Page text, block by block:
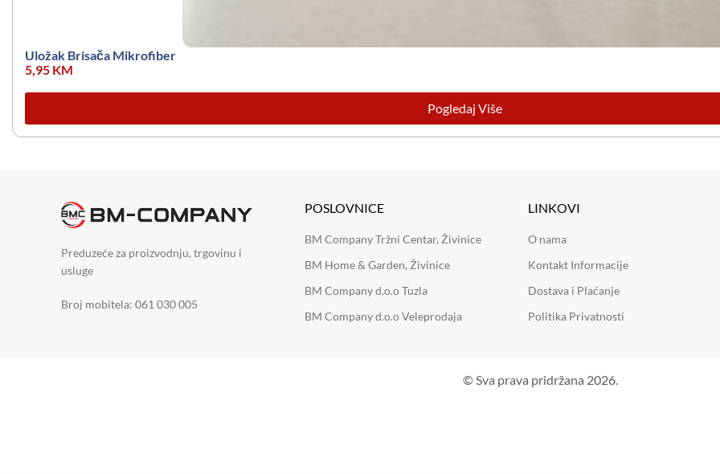
Uložak Brisača Mikrofiber
5,95 KM
Pogledaj Više
Preduzeće za proizvodnju, trgovinu i
usluge
Broj mobitela: 061 030 005
POSLOVNICE
BM Company Tržni Centar, Živinice
BM Home & Garden, Živinice
BM Company d.o.o Tuzla
BM Company d.o.o Veleprodaja
LINKOVI
O nama
Kontakt Informacije
Dostava i Plaćanje
Politika Privatnosti
© Sva prava pridržana 2026.